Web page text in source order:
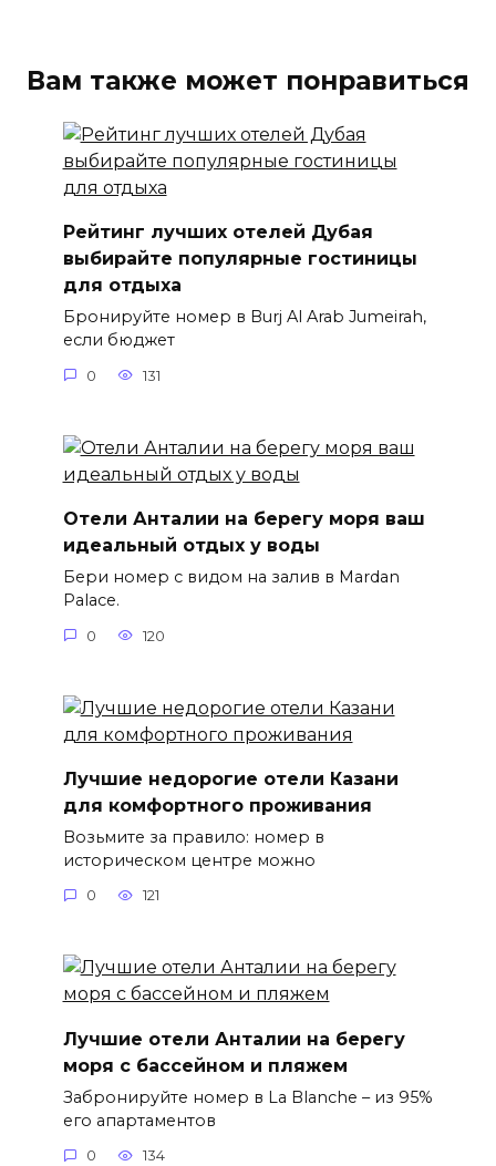
Вам также может понравиться
Рейтинг лучших отелей Дубая
выбирайте популярные гостиницы
для отдыха
Бронируйте номер в Burj Al Arab Jumeirah,
если бюджет
0 131
Отели Анталии на берегу моря ваш
идеальный отдых у воды
Бери номер с видом на залив в Mardan
Palace.
0 120
Лучшие недорогие отели Казани
для комфортного проживания
Возьмите за правило: номер в
историческом центре можно
0 121
Лучшие отели Анталии на берегу
моря с бассейном и пляжем
Забронируйте номер в La Blanche – из 95%
его апартаментов
0 134